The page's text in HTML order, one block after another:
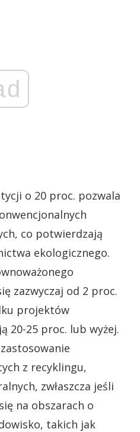
o 20 proc. pozwala
co potwierdzają
ekologicznego.
zazwyczaj od 2 proc.
projektów
20-25 proc. lub wyżej.
z recyklingu,
zwłaszcza jeśli
na obszarach o
takich jak